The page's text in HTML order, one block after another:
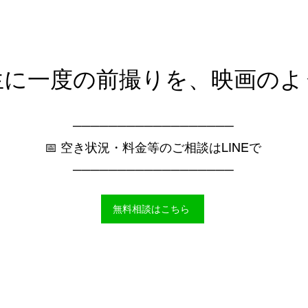
に一度の前撮りを、映画の
──────────────────
📅 空き状況・料金等のご相談はLINEで
──────────────────
無料相談はこちら